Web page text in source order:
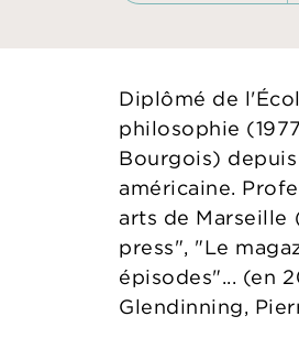
Diplômé de
philosophie
Bourgois)
américaine.
arts de Marseille
press", "Le
épisodes"... (en
Glendinning,